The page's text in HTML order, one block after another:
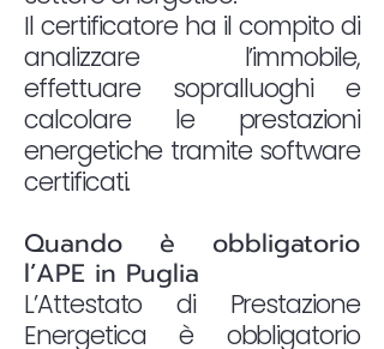
Il certificatore ha il compito di
analizzare l’immobile,
effettuare sopralluoghi e
calcolare le prestazioni
energetiche tramite software
certificati.
Quando è obbligatorio
l’APE in Puglia
L’Attestato di Prestazione
Energetica è obbligatorio